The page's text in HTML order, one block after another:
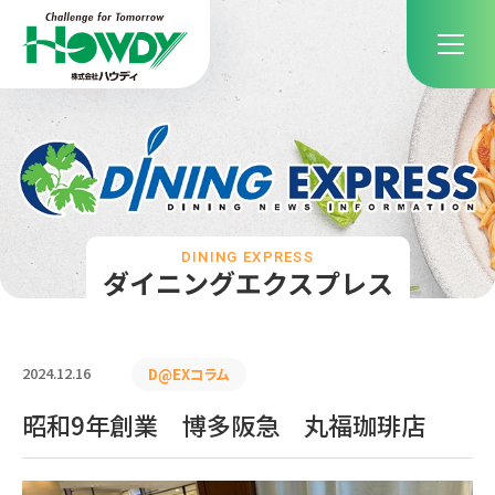
ダイニングエクスプレス
DINING EXPRESS
2024.12.16 D@EXコラム
昭和9年創業 博多阪急 丸福珈琲店